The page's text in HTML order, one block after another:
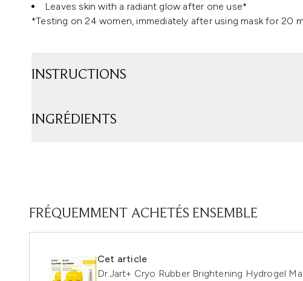
Leaves skin with a radiant glow after one use*
*Testing on 24 women, immediately after using mask for 20
INSTRUCTIONS
INGRÉDIENTS
FRÉQUEMMENT ACHETÉS ENSEMBLE
Cet article
Dr.Jart+ Cryo Rubber Brightening Hydrogel